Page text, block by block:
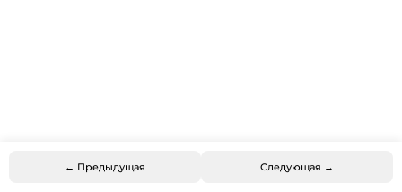
← Предыдущая Следующая →